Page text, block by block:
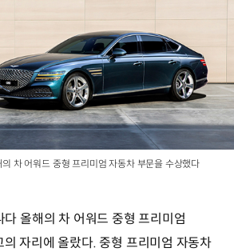
차 어워드 중형 프리미엄 자동차 부문을 수상했다
올해의 차 어워드 중형 프리미엄
자리에 올랐다. 중형 프리미엄 자동차